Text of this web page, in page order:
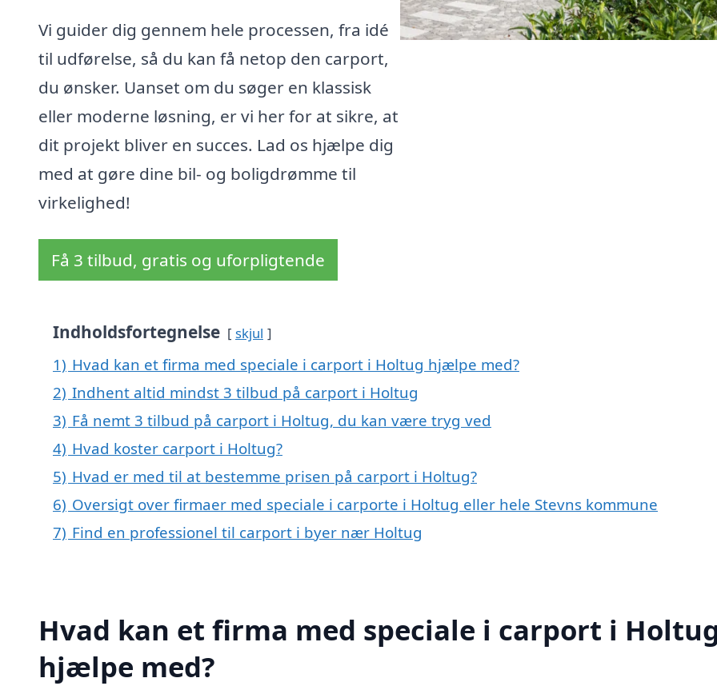
Vi guider dig gennem hele processen, fra idé
til udførelse, så du kan få netop den carport,
du ønsker. Uanset om du søger en klassisk
eller moderne løsning, er vi her for at sikre, at
dit projekt bliver en succes. Lad os hjælpe dig
med at gøre dine bil- og boligdrømme til
virkelighed!
Få 3 tilbud, gratis og uforpligtende
Indholdsfortegnelse skjul
1) Hvad kan et firma med speciale i carport i Holtug hjælpe med?
2) Indhent altid mindst 3 tilbud på carport i Holtug
3) Få nemt 3 tilbud på carport i Holtug, du kan være tryg ved
4) Hvad koster carport i Holtug?
5) Hvad er med til at bestemme prisen på carport i Holtug?
6) Oversigt over firmaer med speciale i carporte i Holtug eller hele Stevns kommune
7) Find en professionel til carport i byer nær Holtug
Hvad kan et firma med speciale i carport i
hjælpe med?